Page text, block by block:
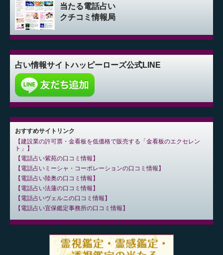
当たる電話占い
クチコミ情報局
占い情報サイトハッピーローズ公式LINE
おすすめサイトリンク
建設業の許可票・金看板を低価格で販売する「金看板のエクセレン
ト」
電話占い紫苑の口コミ情報
電話占いミーシャ・コーポレーションの口コミ情報
電話占い陸奥の口コミ情報
電話占い法蓮の口コミ情報
電話占いヴェルニの口コミ情報
電話占い宜保鑑定事務所の口コミ情報